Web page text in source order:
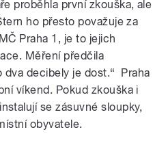
proběhla první zkouška, ale
ho přesto považuje za
Praha 1, je to jejich
Měření předčila
dva decibely je dost.“ Praha
víkend. Pokud zkouška i
se zásuvné sloupky,
obyvatele.